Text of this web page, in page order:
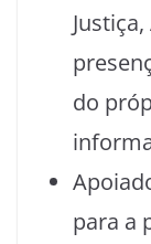
do
para a